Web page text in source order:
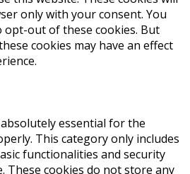
only with your consent. You
out of these cookies. But
cookies may have an effect
essential for the
This category only includes
functionalities and security
These cookies do not store any